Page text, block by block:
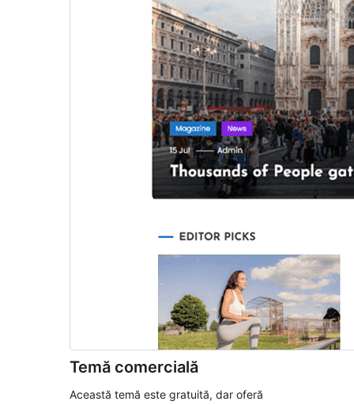
Temă comercială
Această temă este gratuită, dar oferă